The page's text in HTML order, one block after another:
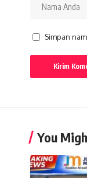
Simpan
You